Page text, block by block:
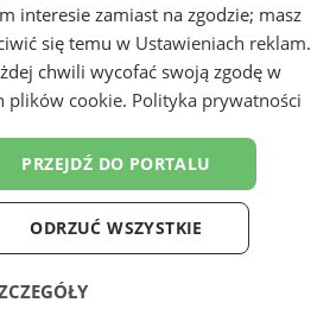
interesie zamiast na zgodzie; masz
się temu w Ustawieniach reklam.
chwili wycofać swoją zgodę w
plików cookie. Polityka prywatności
PRZEJDŹ DO PORTALU
ODRZUĆ WSZYSTKIE